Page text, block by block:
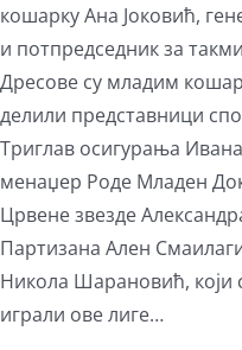
кошарку Ана Јоковић,
и потпредседник за
Дресове су младим
делили представници
Триглав осигурања
менаџер Роде Младен
Црвене звезде
Партизана Ален
Никола Шарановић, који
играли ове лиге…